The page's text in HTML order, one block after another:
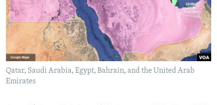
IZBJEGLIČKA STRANA
MAGAZIN
O GLASU AMERIKE
Learning English
Qatar, Saudi Arabia, Egypt, Bahrain, and the United Arab
Emirates